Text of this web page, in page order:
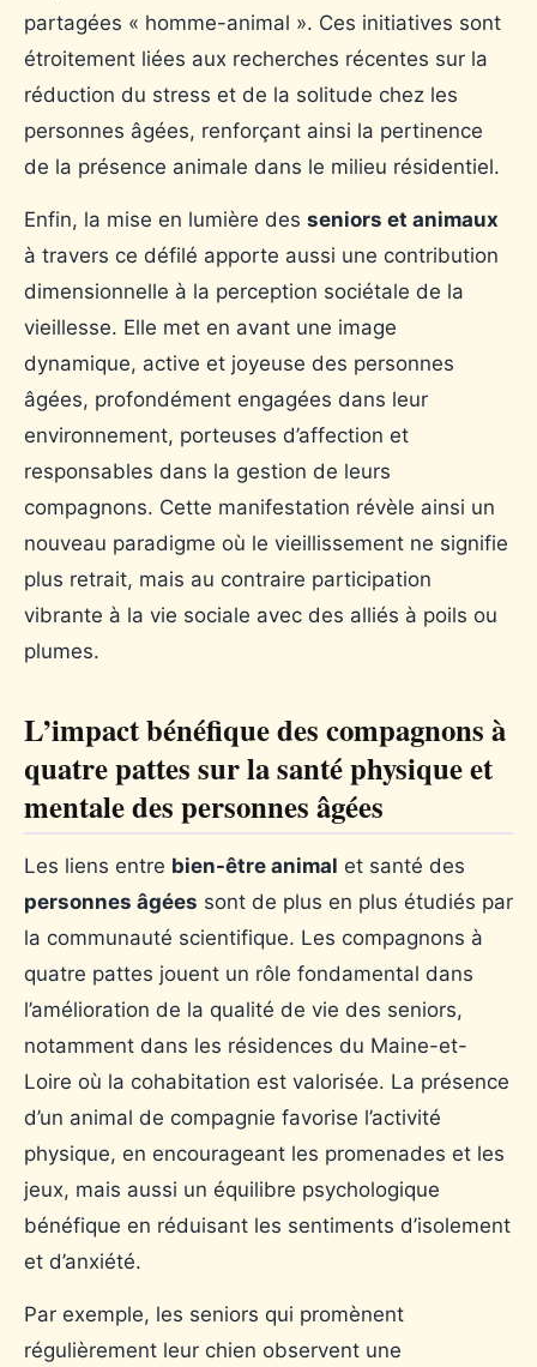
partagées « homme-animal ». Ces initiatives sont
étroitement liées aux recherches récentes sur la
réduction du stress et de la solitude chez les
personnes âgées, renforçant ainsi la pertinence
de la présence animale dans le milieu résidentiel.
Enfin, la mise en lumière des seniors et animaux
à travers ce défilé apporte aussi une contribution
dimensionnelle à la perception sociétale de la
vieillesse. Elle met en avant une image
dynamique, active et joyeuse des personnes
âgées, profondément engagées dans leur
environnement, porteuses d’affection et
responsables dans la gestion de leurs
compagnons. Cette manifestation révèle ainsi un
nouveau paradigme où le vieillissement ne signifie
plus retrait, mais au contraire participation
vibrante à la vie sociale avec des alliés à poils ou
plumes.
L’impact bénéfique des compagnons à
quatre pattes sur la santé physique et
mentale des personnes âgées
Les liens entre bien-être animal et santé des
personnes âgées sont de plus en plus étudiés par
la communauté scientifique. Les compagnons à
quatre pattes jouent un rôle fondamental dans
l’amélioration de la qualité de vie des seniors,
notamment dans les résidences du Maine-et-
Loire où la cohabitation est valorisée. La présence
d’un animal de compagnie favorise l’activité
physique, en encourageant les promenades et les
jeux, mais aussi un équilibre psychologique
bénéfique en réduisant les sentiments d’isolement
et d’anxiété.
Par exemple, les seniors qui promènent
régulièrement leur chien observent une